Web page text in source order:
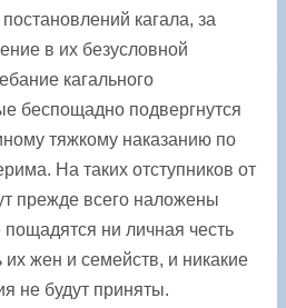
кагала, за
в их безусловной
кагального
беспощадно подвергнутся
тяжкому наказанию по
На таких отступников от
прежде всего наложены
ни личная честь
их жен и семейств, и никакие
не будут приняты.